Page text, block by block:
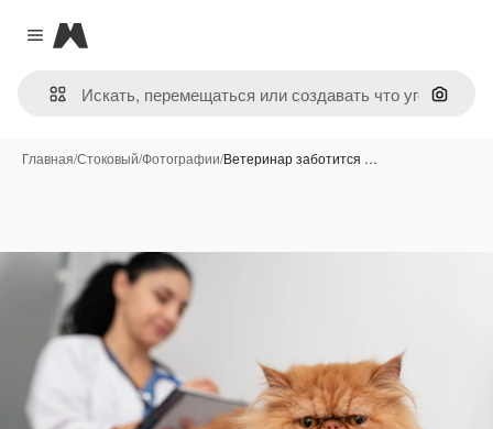
Close menu
Magnific
Поиск
Главная/Стоковый/Фотографии/Ветеринар заботится …